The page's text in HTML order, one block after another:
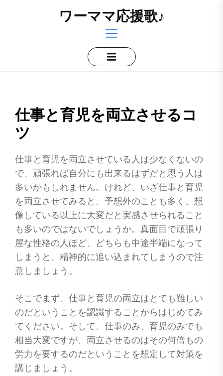
ワーママ応援歌♪
仕事と育児を両立させるコ
ツ
仕事と育児を両立させている人は少なくないの
で、頑張れば自分にも出来るはずだと思う人は
多いかもしれません。けれど、いざ仕事と育児
を両立させてみると、予想外のことも多く、想
像している以上に大変だと実感させられること
も多いのではないでしょうか。真面目で頑張り
屋な性格の人ほど、どちらも中途半端になって
しまうと、精神的に追い込まれてしまうので注
意しましょう。
そこでまず、仕事と育児の両立はとても難しい
のだということを認識することからはじめてみ
てください。そして、仕事のみ、育児のみでも
相当大変ですが、両立させるのはその何倍もの
労力を要するのだということを想定して対策を
講じましょう。